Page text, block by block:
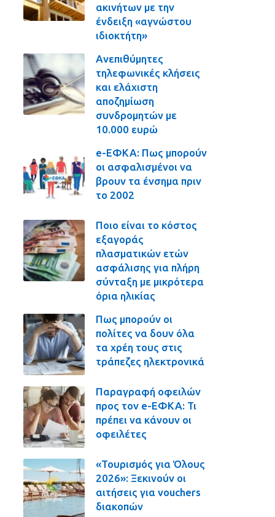
ακινήτων με την
ένδειξη «αγνώστου
ιδιοκτήτη»
Ανεπιθύμητες
τηλεφωνικές κλήσεις
και ελάχιστη
αποζημίωση
συνδρομητών με
10.000 ευρώ
e-ΕΦΚΑ: Πως μπορούν
οι ασφαλισμένοι να
βρουν τα ένσημα πριν
το 2002
Ποιο είναι το κόστος
εξαγοράς
πλασματικών ετών
ασφάλισης για πλήρη
σύνταξη με μικρότερα
όρια ηλικίας
Πως μπορούν οι
πολίτες να δουν όλα
τα χρέη τους στις
τράπεζες ηλεκτρονικά
Παραγραφή οφειλών
προς τον e-ΕΦΚΑ: Τι
πρέπει να κάνουν οι
οφειλέτες
«Τουρισμός για Όλους
2026»: Ξεκινούν οι
αιτήσεις για vouchers
διακοπών